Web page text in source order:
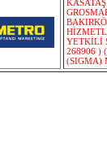
YETKİLİ
268906 )
(SIGMA)